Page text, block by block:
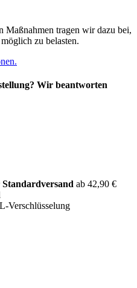
tragen wir dazu bei,
zu belasten.
Wir beantworten
ab 42,90 €
Verschlüsselung